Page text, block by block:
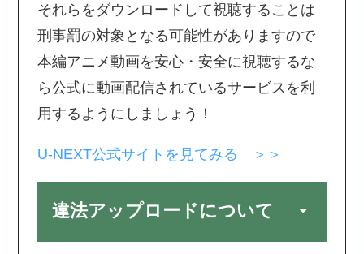
それらをダウンロードして視聴することは
刑事罰の対象となる可能性がありますので
本編アニメ動画を安心・安全に視聴するな
ら公式に動画配信されているサービスを利
用するようにしましょう！
U-NEXT公式サイトを見てみる ＞＞
違法アップロードについて